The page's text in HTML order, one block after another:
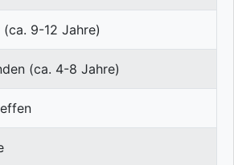
9-12 Jahre)
(ca. 4-8 Jahre)